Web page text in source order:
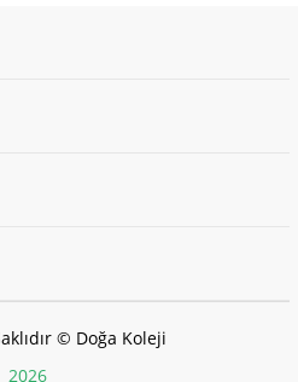
© Doğa Koleji
2026